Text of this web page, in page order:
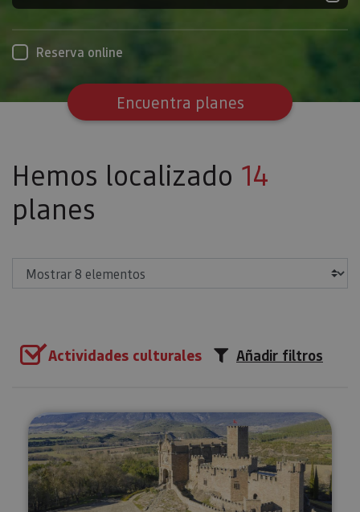
Reserva online
Encuentra planes
Hemos localizado 14
planes
Actividades culturales Añadir filtros
Ruta Medieval Navarra: Olite,